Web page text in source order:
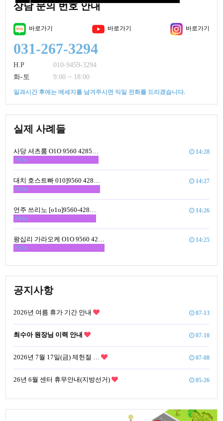
상담 문의 번호 안내
바로가기 바로가기 바로가기
031-267-3294
H.P
010-9459-3294
화-토
9:00 ~ 18:00
일과시간 후에는 메세지를 남겨주시면 익일 전화를 드리겠습니다.
실제 사례들
사당 셔츠룸 O1O 9560 4285…
NEW
14:28
대치 호스트빠 010]9560 428…
NEW
14:27
언주 쓰리노 [o1o]9560-428…
NEW
14:26
왕십리 가라오케 O1O 9560 42…
NEW
14:25
공지사항
2026년 여름 휴가 기간 안내 07-13
최수아 원장님 이력 안내 07-10
2026년 7월 17일(금) 제헌절 … 07-08
26년 6월 센터 휴무안내(지방선거) 05-26